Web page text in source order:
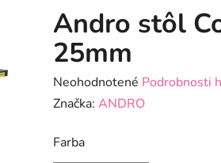
Andro stôl
25mm
Priemerné
hodnotenie
je
Neohodnotené Podrobnosti
Značka: ANDRO
Farba